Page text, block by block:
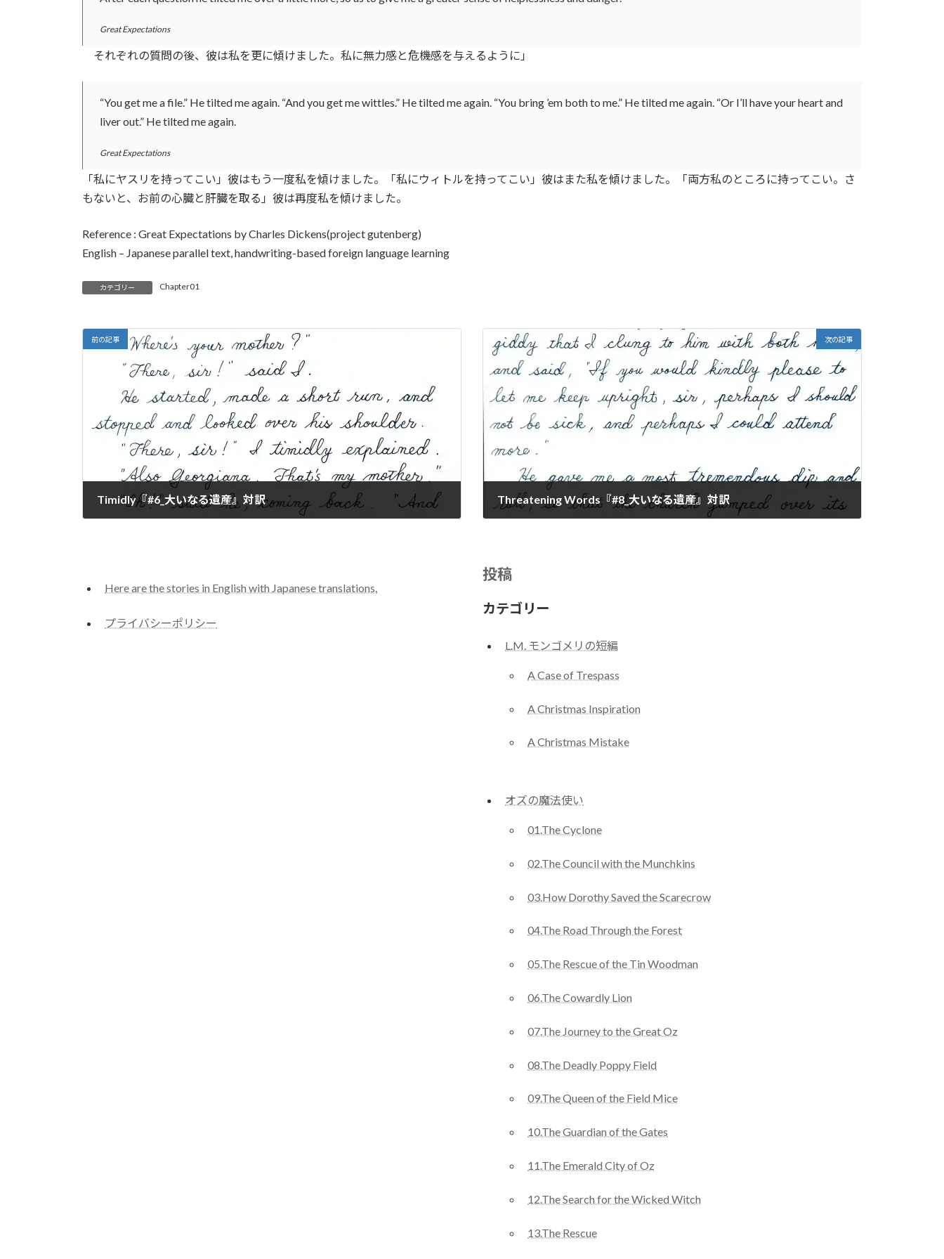
Great Expectations
それぞれの質問の後、彼は私を更に傾けました。私に無力感と危機感を与えるように」
“You get me a file.” He tilted me again. “And you get me wittles.” He tilted me again. “You bring ’em both to me.” He tilted me again. “Or I’ll have your heart and
liver out.” He tilted me again.
Great Expectations
「私にヤスリを持ってこい」彼はもう一度私を傾けました。「私にウィトルを持ってこい」彼はまた私を傾けました。「両方私のところに持ってこい。さ
もないと、お前の心臓と肝臓を取る」彼は再度私を傾けました。
Reference : Great Expectations by Charles Dickens(project gutenberg)
English – Japanese parallel text, handwriting-based foreign language learning
カテゴリー Chapter01
前の記事
Timidly『#6_大いなる遺産』対訳
次の記事
Threatening Words『#8_大いなる遺産』対訳
Here are the stories in English with Japanese translations.
プライバシーポリシー
投稿
カテゴリー
L.M. モンゴメリの短編
A Case of Trespass
A Christmas Inspiration
A Christmas Mistake
オズの魔法使い
01.The Cyclone
02.The Council with the Munchkins
03.How Dorothy Saved the Scarecrow
04.The Road Through the Forest
05.The Rescue of the Tin Woodman
06.The Cowardly Lion
07.The Journey to the Great Oz
08.The Deadly Poppy Field
09.The Queen of the Field Mice
10.The Guardian of the Gates
11.The Emerald City of Oz
12.The Search for the Wicked Witch
13.The Rescue